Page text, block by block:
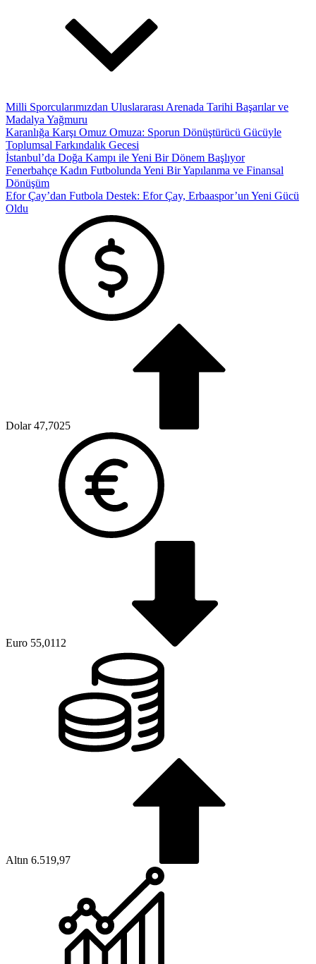
Milli Sporcularımızdan Uluslararası Arenada Tarihi Başarılar ve
Madalya Yağmuru
Karanlığa Karşı Omuz Omuza: Sporun Dönüştürücü Gücüyle
Toplumsal Farkındalık Gecesi
İstanbul’da Doğa Kampı ile Yeni Bir Dönem Başlıyor
Fenerbahçe Kadın Futbolunda Yeni Bir Yapılanma ve Finansal
Dönüşüm
Efor Çay’dan Futbola Destek: Efor Çay, Erbaaspor’un Yeni Gücü
Oldu
Dolar 47,7025
Euro 55,0112
Altın 6.519,97